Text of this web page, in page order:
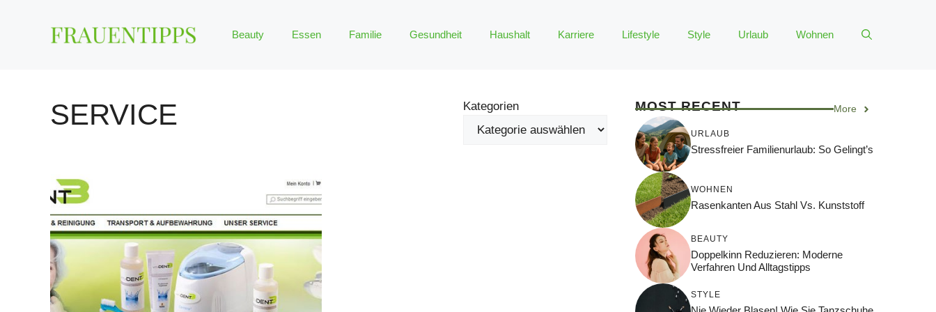
Beauty Essen Familie Gesundheit Haushalt Karriere Lifestyle Style Urlaub Wohnen
SERVICE Kategorien MOST RECENT More
URLAUB
Stressfreier Familienurlaub: So Gelingt’s
WOHNEN
Rasenkanten Aus Stahl Vs. Kunststoff
BEAUTY
Doppelkinn Reduzieren: Moderne
Verfahren Und Alltagstipps
STYLE